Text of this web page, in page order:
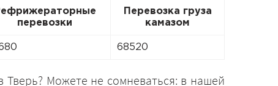
перевозки
Перевозка груза
камазом
68520
Тверь? Можете не сомневаться: в нашей